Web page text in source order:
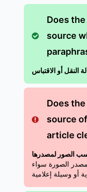
Does
source
النقل أو الاقتباس
Does
source
article
الصور لمصدرها
الصورة سواء